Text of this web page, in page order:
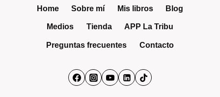
Home Sobre mí Mis libros Blog
Medios Tienda APP La Tribu
Preguntas frecuentes Contacto